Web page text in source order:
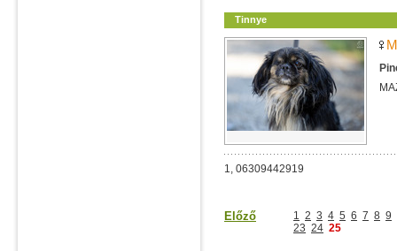
Tinnye
1, 06309442919
Előző 1 2 3 4 5 6 7 8 9
23 24 25